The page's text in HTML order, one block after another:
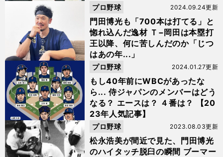
門田博光も「700本は打てる」と
惚れ込んだ逸材 Ｔ−岡田は本塁打
王以降、何に苦しんだのか「じつ
はあの年...」
2024.09.24更新
プロ野球
もし40年前にWBCがあったな
ら... 侍ジャパンのメンバーはどう
なる？ エースは？ ４番は？ 【20
23年人気記事】
2024.01.27更新
プロ野球
松永浩美が間近で見た、門田博光
のハイタッチ脱臼の瞬間 ブーマー
2023.08.03更新
プロ野球